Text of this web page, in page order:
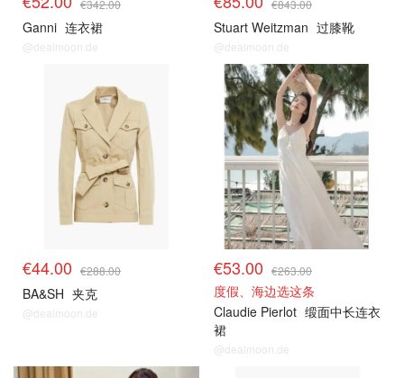
€342.00
Ganni 连衣裙
@dealmoon.de
€843.00
Stuart Weitzman 过膝靴
@dealmoon.de
€44.00 €288.00
BA&SH 夹克
@dealmoon.de
€53.00 €263.00
度假、海边选这条
Claudie Pierlot 缎面中长连衣
裙
@dealmoon.de